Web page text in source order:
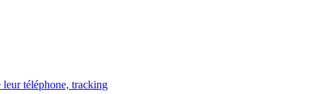
leur téléphone, tracking